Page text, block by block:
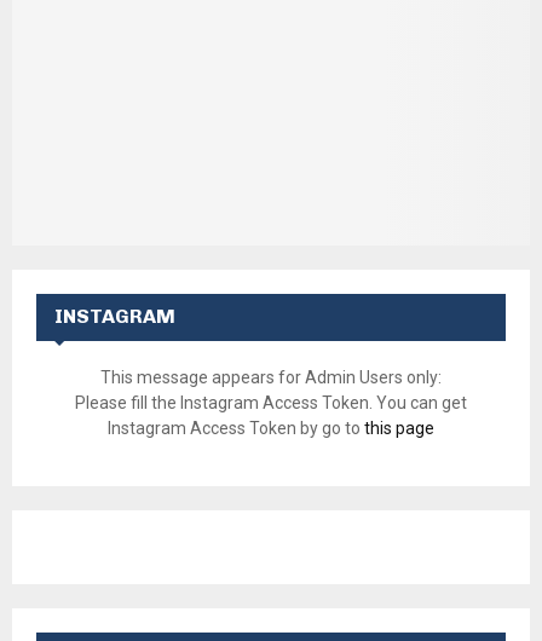
INSTAGRAM
This message appears for Admin Users only:
Please fill the Instagram Access Token. You can get
Instagram Access Token by go to this page